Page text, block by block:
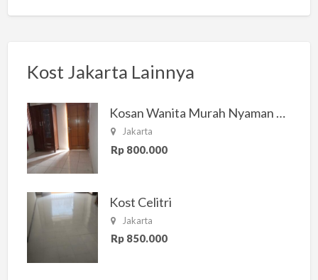
Kost Jakarta Lainnya
Kosan Wanita Murah Nyaman di Jakarta Selatan
Jakarta
Rp 800.000
Kost Celitri
Jakarta
Rp 850.000